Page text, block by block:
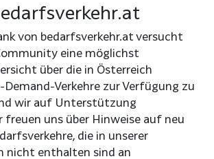
von bedarfsverkehr.at versucht
eine möglichst
über die in Österreich
Verkehre zur Verfügung zu
wir auf Unterstützung
freuen uns über Hinweise auf neu
die in unserer
nicht enthalten sind an